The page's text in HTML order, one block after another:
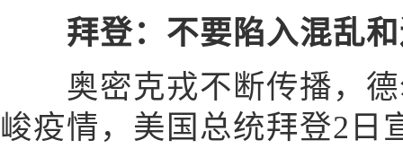
拜登：不要陷入混乱
奥密克戎不断传播，德
峻疫情，美国总统拜登2日